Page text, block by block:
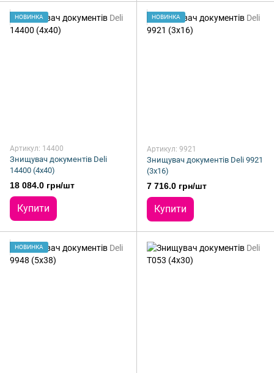
НОВИНКА
Артикул: 14400
Знищувач документів Deli
14400 (4x40)
18 084.0 грн/шт
Купити
НОВИНКА
Артикул: 9921
Знищувач документів Deli 9921
(3х16)
7 716.0 грн/шт
Купити
НОВИНКА